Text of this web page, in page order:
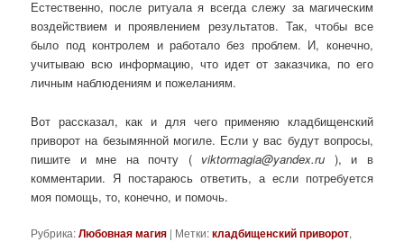
Естественно, после ритуала я всегда слежу за магическим
воздействием и проявлением результатов. Так, чтобы все
было под контролем и работало без проблем. И, конечно,
учитываю всю информацию, что идет от заказчика, по его
личным наблюдениям и пожеланиям.
Вот рассказал, как и для чего применяю кладбищенский
приворот на безымянной могиле. Если у вас будут вопросы,
пишите и мне на почту ( viktormagia@yandex.ru ), и в
комментарии. Я постараюсь ответить, а если потребуется
моя помощь, то, конечно, и помочь.
Рубрика:Любовная магия | Метки:кладбищенский приворот,